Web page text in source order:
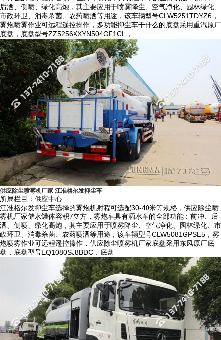
4）前冲洗、后洒水以及后作业水炮适用于城市道路环保降尘、道路清
洗、广告牌清洗环保作业，左右绿化浇灌装置可用于公路绿化带的浇灌作
业。
5）设计成铁路专用抑尘车时可对煤炭装运点喷洒抑尘固化剂，可对每节
火车上的煤炭进行固化，形成保护膜，减少扬尘污染，可实现每节车厢之
间感应间隔停喷。
三、程力龙马抑尘车特点：
1）底盘采用国内知名品牌如东风、重汽、解放、福田等系列，驾驶室内
带冷暖空调，驾驶舒适度高，底盘配置高、质量稳定可靠，售后服务体系
健全。
2）根据车型公告而采用方形瓦楞罐体或方圆形罐体，国标优质碳钢材
质，罐体外形设计协调，内设防波板，罐体采用有限元分析方法优化设
计，充分利用车载空间，水罐容积大，并通过了严格的可靠性试验，罐体
内部做防腐防锈处理，更加经久耐用。
3）产品具有自主专利技术，规格齐全从30-120米的射程均常备现货，本
厂雾炮机结构紧凑，射程远，雾粒细小，覆盖面积大，可手动或遥控操
纵，可随意控制调节水平旋转及喷雾角度，远程遥控操作距离可达100米
4）整车运行稳定，始终处于佳运行状态，使用寿命更长，维护保养成本
低；匹配的雾炮机功力强、射程远、穿透力强、雾粒附着力强、覆盖范围
广、可以实现精量喷雾。
5）使用抑尘车耗水量相比其它抑尘喷洒设备可节约70%～80%(喷枪、洒
水机车)，且水雾覆盖粉尘面积远远大于其它抑尘喷洒设备。
后洒、侧喷、绿化高炮，其主要应用于喷雾降尘、空气净化、园林绿化、
市政环卫、消毒杀菌、农药喷洒等用途，该车辆型号CLW5251TDYZ6，
雾炮喷雾作业可远程遥控操作，多功能抑尘车干什么的底盘采用重汽原厂
底盘，底盘型号ZZ5256XXYN504GF1CL，
供应除尘喷雾机厂家 江准格尔发抑尘车
所属栏目： 供应中心
江准格尔发抑尘车选择的雾炮机射程可选配30-40米等规格，供应除尘喷
雾机厂家储水罐体容积7立方，雾炮车具有洒水车的全部功能：前冲、后
洒、侧喷、绿化高炮，其主要应用于喷雾降尘、空气净化、园林绿化、市
政环卫、消毒杀菌、农药喷洒等用途，该车辆型号CLW5081GPSE5，雾
炮喷雾作业可远程遥控操作，供应除尘喷雾机厂家底盘采用东风原厂底
盘，底盘型号EQ1080SJ8BDC，底盘